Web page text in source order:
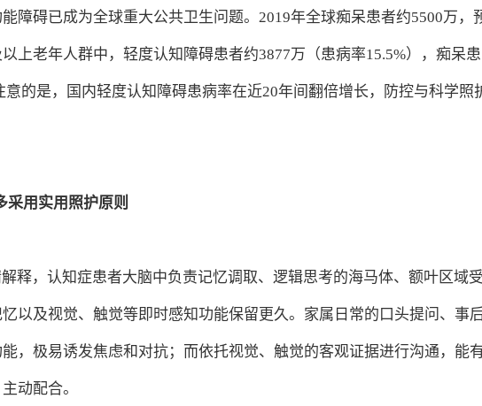
障碍已成为全球重大公共卫生问题。2019年全球痴呆患者约5500万，
上老年人群中，轻度认知障碍患者约3877万（患病率15.5%），痴呆患
的是，国内轻度认知障碍患病率在近20年间翻倍增长，防控与科学照
采用实用照护原则
释，认知症患者大脑中负责记忆调取、逻辑思考的海马体、额叶区域受
以及视觉、触觉等即时感知功能保留更久。家属日常的口头提问、事
，极易诱发焦虑和对抗；而依托视觉、触觉的客观证据进行沟通，能
动配合。